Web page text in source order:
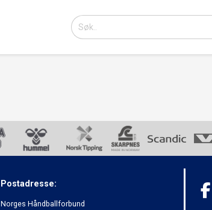
Postadresse:
Norges Håndballforbund